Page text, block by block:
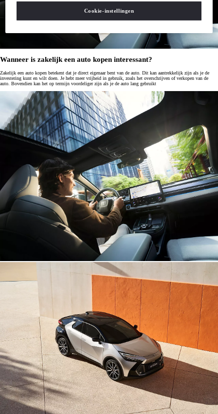
Wanneer is zakelijk een auto kopen interessant?
Zakelijk een auto kopen betekent dat je direct eigenaar bent van de auto. Dit kan aantrekkelijk zijn als je de
investering kunt en wilt doen. Je hebt meer vrijheid in gebruik, zoals het overschrijven of verkopen van de
auto. Bovendien kan het op termijn voordeliger zijn als je de auto lang gebruikt
Cookie-instellingen